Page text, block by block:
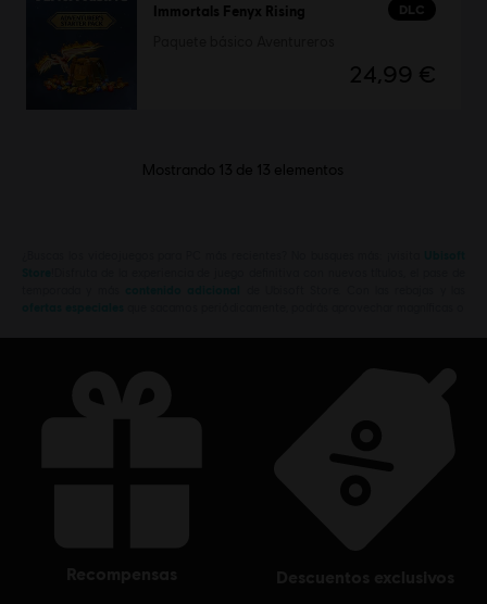
DLC
Immortals Fenyx Rising
24,99 €
Mostrando 13 de 13 elementos